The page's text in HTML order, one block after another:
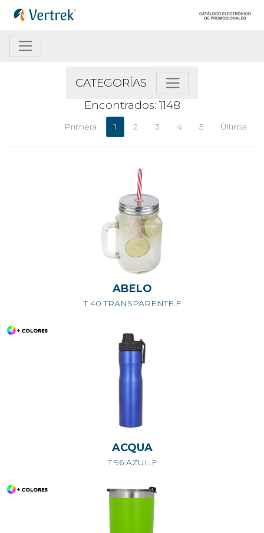
CATEGORÍAS
Encontrados: 1148
Primera 1 2 3 4 5 Última
ABELO
T 40 TRANSPARENTE.F
ACQUA
T 96 AZUL.F